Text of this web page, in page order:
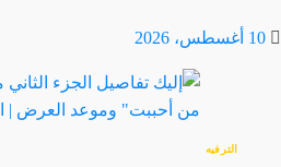
10 أغسطس، 2026
الترفيه